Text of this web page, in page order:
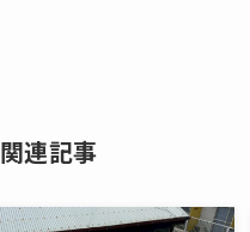
関連記事